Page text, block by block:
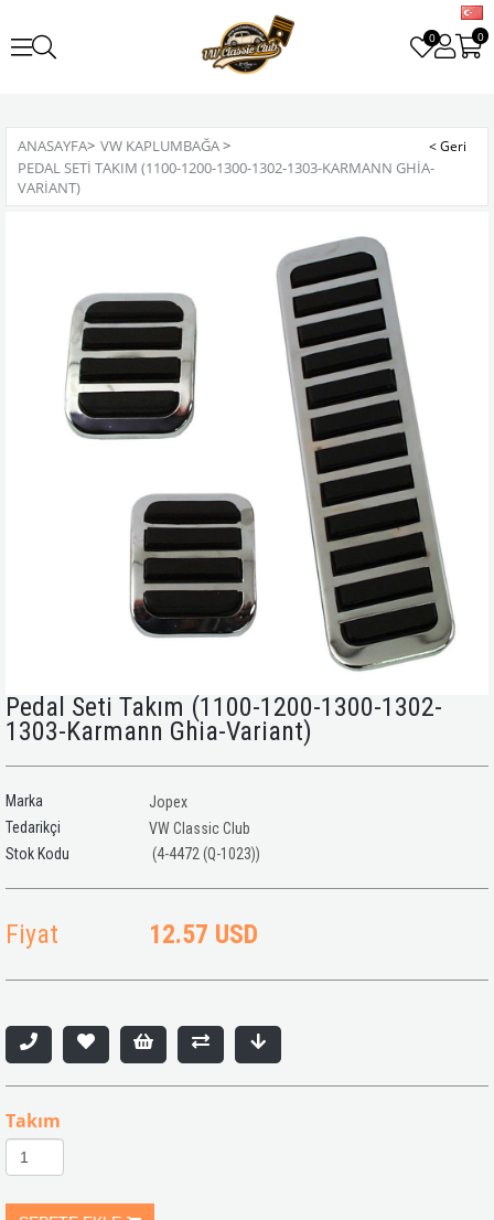
0 0
ANASAYFA> VW KAPLUMBAĞA>
PEDAL SETI TAKIM (1100-1200-1300-1302-1303-KARMANN GHIA-
VARIANT)
Pedal Seti Takım (1100-1200-1300-1302-
1303-Karmann Ghia-Variant)
Marka
Jopex
Tedarikçi
VW Classic Club
(4-4472 (Q-1023))
Fiyat 12.57 USD
Takım